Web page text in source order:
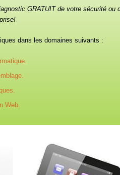
GRATUIT de votre sécurité ou
dans les domaines suivants :
Web.